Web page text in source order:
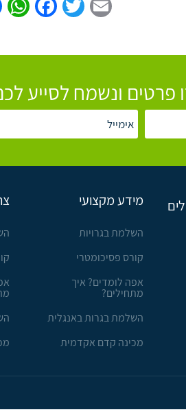
Email
ונשמח לסייע
מידע מקצועי
השלמת בגרויות
קורס פסיכומטרי
אפה לומדים? איך
מתחילים?
השלמת בגרות באנגלית
מכינה קדם אקדמית